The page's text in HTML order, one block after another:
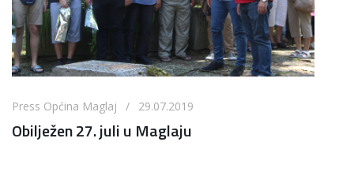
Press Općina Maglaj / 29.07.2019
Obilježen 27. juli u Maglaju